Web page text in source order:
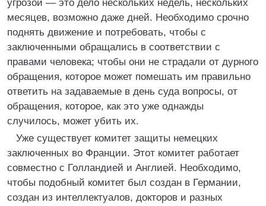
угрозой — это дело нескольких недель, нескольких
месяцев, возможно даже дней. Необходимо срочно
поднять движение и потребовать, чтобы с
заключенными обращались в соответствии с
правами человека; чтобы они не страдали от дурного
обращения, которое может помешать им правильно
ответить на задаваемые в день суда вопросы, от
обращения, которое, как это уже однажды
случилось, может убить их.
Уже существует комитет защиты немецких
заключенных во Франции. Этот комитет работает
совместно с Голландией и Англией. Необходимо,
чтобы подобный комитет был создан в Германии,
создан из интеллектуалов, докторов и разных